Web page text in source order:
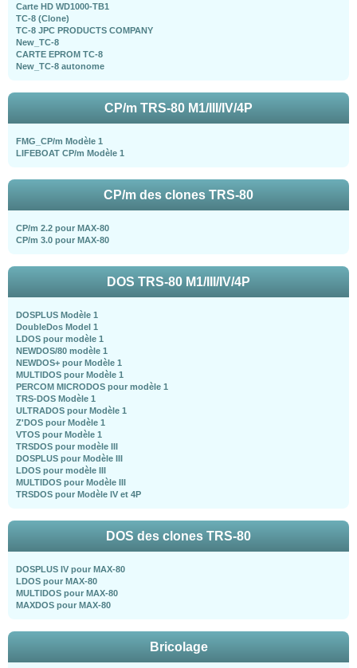
Carte HD WD1000-TB1
TC-8 (Clone)
TC-8 JPC PRODUCTS COMPANY
New_TC-8
CARTE EPROM TC-8
New_TC-8 autonome
CP/m TRS-80 M1/III/IV/4P
FMG_CP/m Modèle 1
LIFEBOAT CP/m Modèle 1
CP/m des clones TRS-80
CP/m 2.2 pour MAX-80
CP/m 3.0 pour MAX-80
DOS TRS-80 M1/III/IV/4P
DOSPLUS Modèle 1
DoubleDos Model 1
LDOS pour modèle 1
NEWDOS/80 modèle 1
NEWDOS+ pour Modèle 1
MULTIDOS pour Modèle 1
PERCOM MICRODOS pour modèle 1
TRS-DOS Modèle 1
ULTRADOS pour Modèle 1
Z'DOS pour Modèle 1
VTOS pour Modèle 1
TRSDOS pour modèle III
DOSPLUS pour Modèle III
LDOS pour modèle III
MULTIDOS pour Modèle III
TRSDOS pour Modèle IV et 4P
DOS des clones TRS-80
DOSPLUS IV pour MAX-80
LDOS pour MAX-80
MULTIDOS pour MAX-80
MAXDOS pour MAX-80
Bricolage